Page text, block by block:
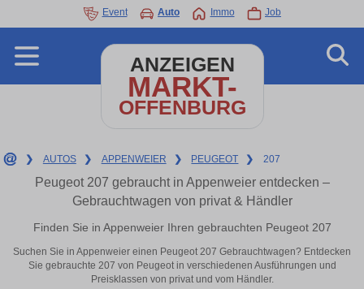
Event Auto Immo Job
ANZEIGEN
MARKT-
OFFENBURG
❯ AUTOS ❯ APPENWEIER ❯ PEUGEOT ❯ 207
Peugeot 207 gebraucht in Appenweier entdecken –
Gebrauchtwagen von privat & Händler
Finden Sie in Appenweier Ihren gebrauchten Peugeot 207
Suchen Sie in Appenweier einen Peugeot 207 Gebrauchtwagen? Entdecken
Sie gebrauchte 207 von Peugeot in verschiedenen Ausführungen und
Preisklassen von privat und vom Händler.